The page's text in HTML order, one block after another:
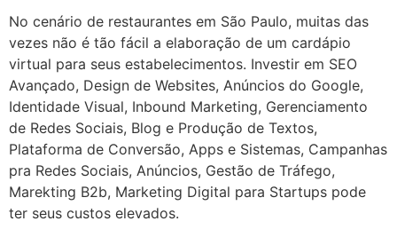
No cenário de restaurantes em São Paulo, muitas das
vezes não é tão fácil a elaboração de um cardápio
virtual para seus estabelecimentos. Investir em SEO
Avançado, Design de Websites, Anúncios do Google,
Identidade Visual, Inbound Marketing, Gerenciamento
de Redes Sociais, Blog e Produção de Textos,
Plataforma de Conversão, Apps e Sistemas, Campanhas
pra Redes Sociais, Anúncios, Gestão de Tráfego,
Marekting B2b, Marketing Digital para Startups pode
ter seus custos elevados.